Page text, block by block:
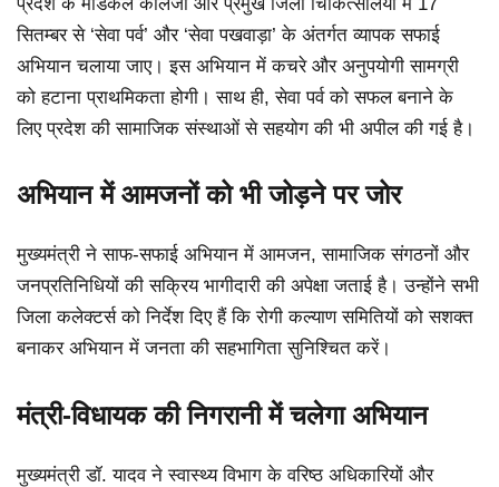
सितम्बर से ‘सेवा पर्व’ और ‘सेवा पखवाड़ा’ के अंतर्गत व्यापक सफाई
अभियान चलाया जाए। इस अभियान में कचरे और अनुपयोगी सामग्री
को हटाना प्राथमिकता होगी। साथ ही, सेवा पर्व को सफल बनाने के
लिए प्रदेश की सामाजिक संस्थाओं से सहयोग की भी अपील की गई है।
अभियान में आमजनों को भी जोड़ने पर जोर
मुख्यमंत्री ने साफ-सफाई अभियान में आमजन, सामाजिक संगठनों और
जनप्रतिनिधियों की सक्रिय भागीदारी की अपेक्षा जताई है। उन्होंने सभी
जिला कलेक्टर्स को निर्देश दिए हैं कि रोगी कल्याण समितियों को सशक्त
बनाकर अभियान में जनता की सहभागिता सुनिश्चित करें।
मंत्री-विधायक की निगरानी में चलेगा अभियान
मुख्यमंत्री डॉ. यादव ने स्वास्थ्य विभाग के वरिष्ठ अधिकारियों और